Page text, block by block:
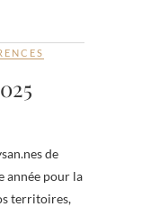
de
année pour la
territoires,